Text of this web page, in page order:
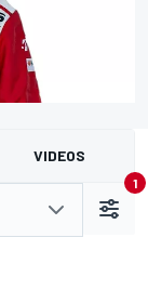
VIDEOS
1